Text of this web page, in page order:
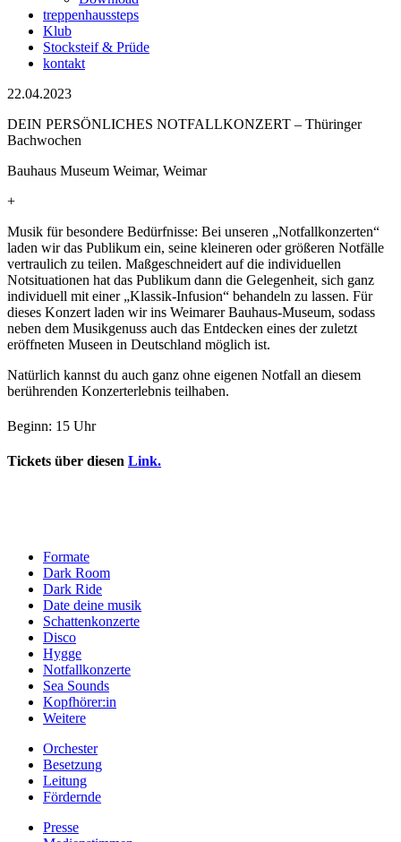
treppenhaussteps
Klub
Stocksteif & Prüde
kontakt
22.04.2023
DEIN PERSÖNLICHES NOTFALLKONZERT – Thüringer
Bachwochen
Bauhaus Museum Weimar, Weimar
+
Musik für besondere Bedürfnisse: Bei unseren „Notfallkonzerten“
laden wir das Publikum ein, seine kleineren oder größeren Notfälle
vertraulich zu teilen. Maßgeschneidert auf die individuellen
Notsituationen hat das Publikum dann die Gelegenheit, sich ganz
individuell mit einer „Klassik-Infusion“ behandeln zu lassen. Für
dieses Konzert laden wir ins Weimarer Bauhaus-Museum, sodass
neben dem Musikgenuss auch das Entdecken eines der zuletzt
eröffneten Museen in Deutschland möglich ist.
Natürlich kannst du auch ganz ohne eigenen Notfall an diesem
berührenden Konzerterlebnis teilhaben.
Beginn: 15 Uhr
Tickets über diesen Link.
Formate
Dark Room
Dark Ride
Date deine musik
Schattenkonzerte
Disco
Hygge
Notfallkonzerte
Sea Sounds
Kopfhörer:in
Weitere
Orchester
Besetzung
Leitung
Fördernde
Presse